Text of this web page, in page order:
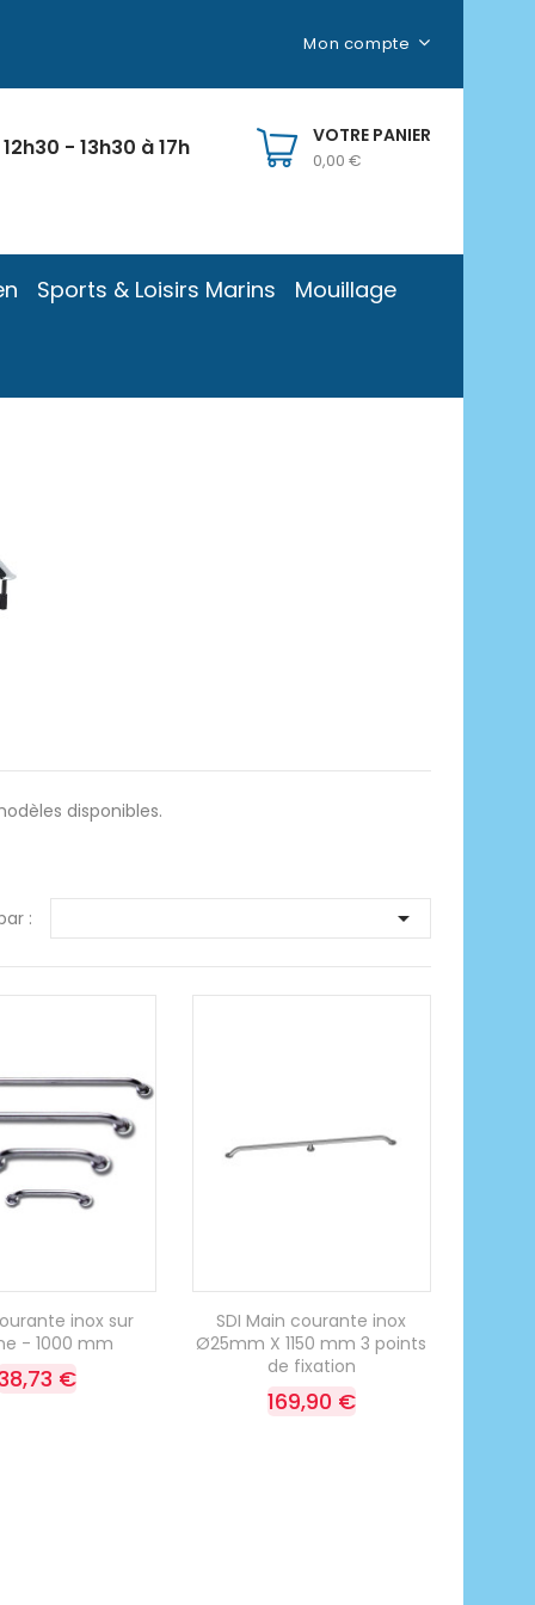
Mon compte
VOTRE PANIER
0,00 €
- 13h30 à 17h
Sports & Loisirs Marins Mouillage
disponibles.
: 
inox sur
- 1000 mm
€
SDI Main courante inox
Ø25mm X 1150 mm 3 points
de fixation
169,90 €